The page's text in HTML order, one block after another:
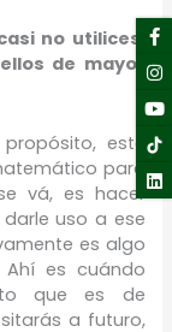
no utilices,
de mayor
este
para
vá, es hacer
uso a ese
es algo
es cuándo
que es de
a futuro,
f